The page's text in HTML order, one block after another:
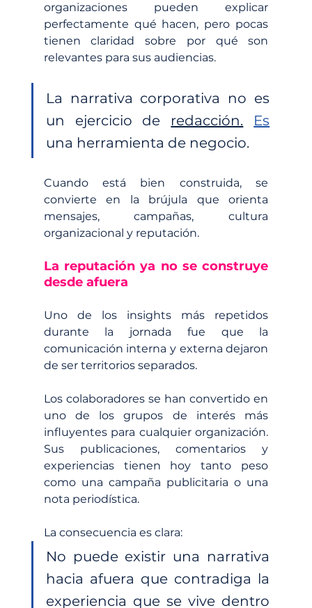
organizaciones pueden explicar
perfectamente qué hacen, pero pocas
tienen claridad sobre por qué son
relevantes para sus audiencias.
La narrativa corporativa no es
un ejercicio de redacción.
Es
una herramienta de negocio.
Cuando está bien construida, se
convierte en la brújula que orienta
mensajes, campañas, cultura
organizacional y reputación.
La reputación ya no se construye
desde afuera
Uno de los insights más repetidos
durante la jornada fue que la
comunicación interna y externa dejaron
de ser territorios separados.
Los colaboradores se han convertido en
uno de los grupos de interés más
influyentes para cualquier organización.
Sus publicaciones, comentarios y
experiencias tienen hoy tanto peso
como una campaña publicitaria o una
nota periodística.
La consecuencia es clara:
No puede existir una narrativa
hacia afuera que contradiga la
experiencia que se vive dentro